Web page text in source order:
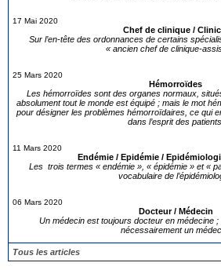
17 Mai 2020
Chef de clinique /
Sur l’en-tête des ordonnances de certains
« ancien chef de clinique-
25 Mars 2020
Hémorroïdes
Les hémorroïdes sont des organes normaux,
absolument tout le monde est équipé ; mais le mot
pour désigner les problèmes hémorroïdaires, ce qui
dans l’esprit des patients.
11 Mars 2020
Endémie / Epidémie /
Les trois termes « endémie », « épidémie » et «
vocabulaire de
06 Mars 2020
Docteur / Médecin
Un médecin est toujours docteur en médecine ;
nécessairement un
Tous les articles